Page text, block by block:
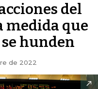
del
medida que
hunden
de 2022